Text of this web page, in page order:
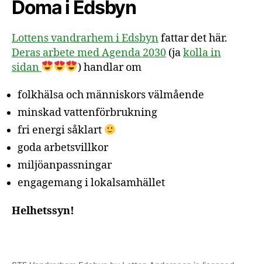
Doma i Edsbyn
Lottens vandrarhem i Edsbynfattar det här.
Deras arbete med Agenda 2030 (jakolla in
sidan
) handlar om
folkhälsa och människors välmående
minskad vattenförbrukning
fri energi såklart
goda arbetsvillkor
miljöanpassningar
engagemang i lokalsamhället
Helhetssyn!